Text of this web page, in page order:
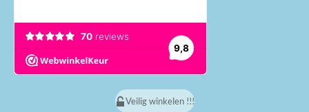
Veilig winkelen !!!